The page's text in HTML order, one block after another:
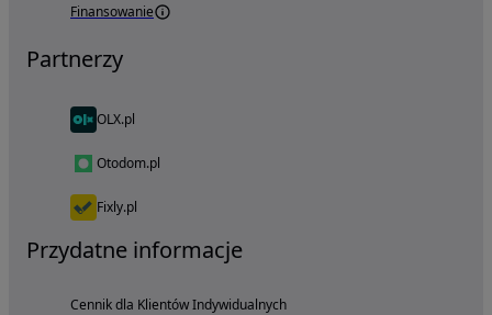
Finansowanie
Partnerzy
OLX.pl
Otodom.pl
Fixly.pl
Przydatne informacje
Cennik dla Klientów Indywidualnych